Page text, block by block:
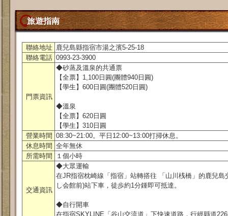
旅遊指南
聯絡地址 鹿兒島縣指宿市湯之濱5-25-18
聯絡電話 0993-23-3900
門票資訊
◆砂蒸及溫泉的共通票
【全票】1,100日圓(團體940日圓)
【學生】600日圓(團體520日圓)
◆溫泉
【全票】620日圓
【學生】310日圓
營業時間 08:30~21:00。平日12:00~13:00打掃休息。
休息時間 全年無休
所需時間
１個小時
交通資訊
◆大眾運輸
在JR指宿枕崎線「指宿」站轉搭往 「山川桟橋」的鹿兒
し会館前)站下車，徒歩約1分鍾即可抵達。
◆自行開車
在指宿SKYLINE「谷山交流道」下快速道路，行經縣道